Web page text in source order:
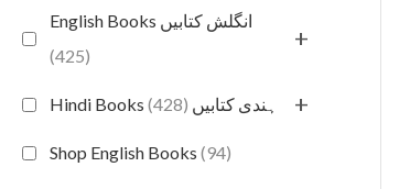
English Books انگلش کتابیں
(425)
+
Hindi Books ہندی کتابیں (428) +
Shop English Books (94)